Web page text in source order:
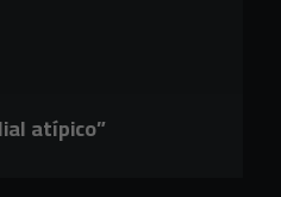
atípico”